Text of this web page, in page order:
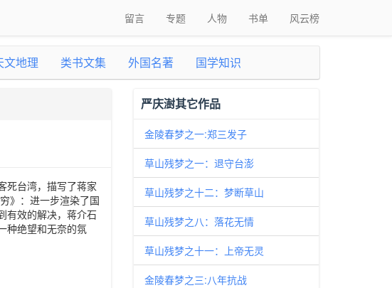
留言 专题 人物 书单 风云榜
文地理 类书文集 外国名著 国学知识
死台湾，描写了蒋家
》：进一步渲染了国
有效的解决，蒋介石
种绝望和无奈的氛
严庆澍其它作品
金陵春梦之一:郑三发子
草山残梦之一：退守台澎
草山残梦之十二：梦断草山
草山残梦之八：落花无情
草山残梦之十一：上帝无灵
金陵春梦之三:八年抗战